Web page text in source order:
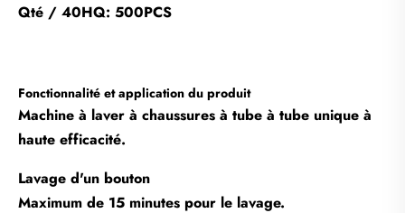
Qté / 40HQ: 500PCS
Fonctionnalité et application du produit
Machine à laver à chaussures à tube à tube unique à
haute efficacité.
Lavage d'un bouton
Maximum de 15 minutes pour le lavage.